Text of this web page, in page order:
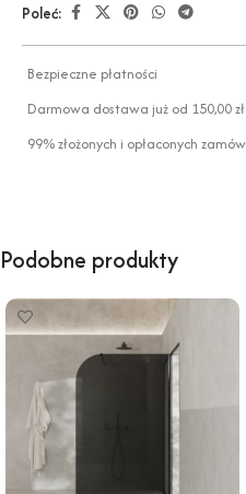
Poleć:
Bezpieczne płatności
Darmowa dostawa już od 150,00 zł
99% złożonych i opłaconych
Podobne produkty